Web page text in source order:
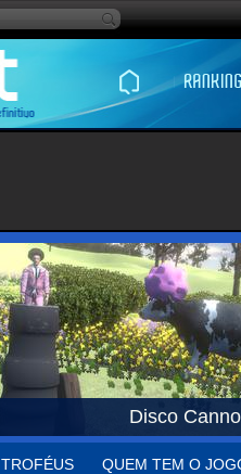
Disco
TROFÉUS QUEM TEM O